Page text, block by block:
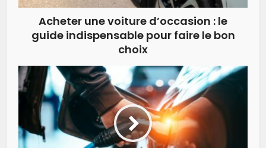
Acheter une voiture d’occasion : le
guide indispensable pour faire le bon
choix